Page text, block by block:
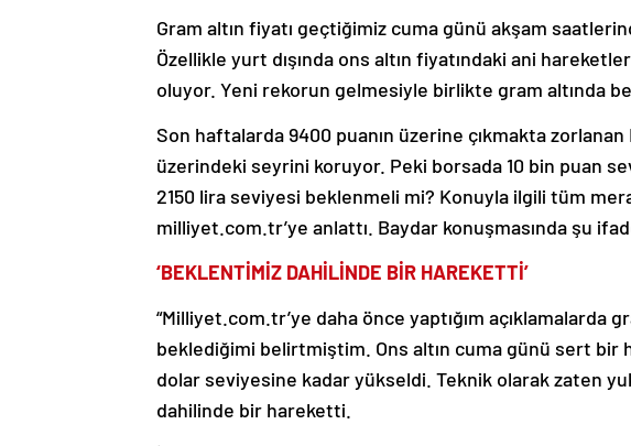
Gram altın fiyatı geçtiğimiz cuma günü akşam
Özellikle yurt dışında ons altın fiyatındaki ani
oluyor. Yeni rekorun gelmesiyle birlikte gram altında
Son haftalarda 9400 puanın üzerine çıkmakta
üzerindeki seyrini koruyor. Peki borsada 10 bin puan
2150 lira seviyesi beklenmeli mi? Konuyla ilgili tüm
milliyet.com.tr’ye anlattı. Baydar konuşmasında şu
‘BEKLENTİMİZ DAHİLİNDE BİR HAREKETTİ’
“Milliyet.com.tr’ye daha önce yaptığım açıklamalarda
beklediğimi belirtmiştim. Ons altın cuma günü sert bir
dolar seviyesine kadar yükseldi. Teknik olarak zaten
dahilinde bir hareketti.